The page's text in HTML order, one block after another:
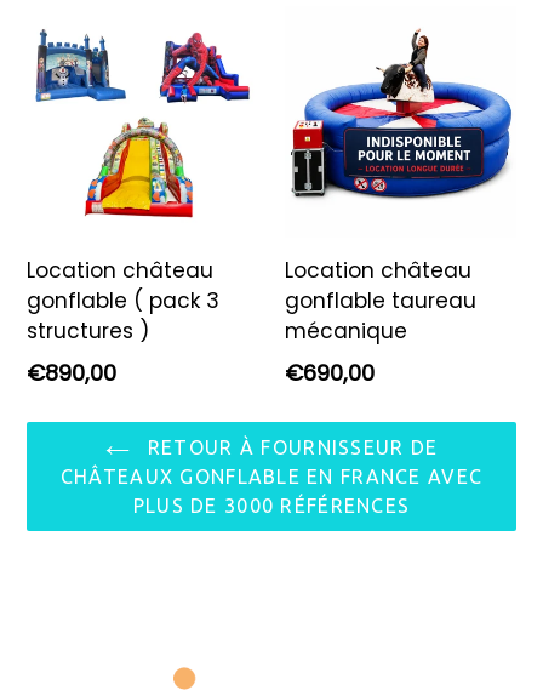
Location château
gonflable ( pack 3
structures )
Prix
€890,00
Location château
gonflable taureau
mécanique
Prix
€690,00
RETOUR À FOURNISSEUR DE
CHÂTEAUX GONFLABLE EN FRANCE AVEC
PLUS DE 3000 RÉFÉRENCES